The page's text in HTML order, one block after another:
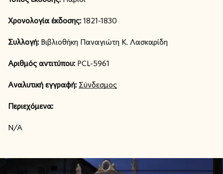
Χρονολογία έκδοσης:1821-1830
Συλλογή: Βιβλιοθήκη Παναγιώτη Κ. Λασκαρίδη
Αριθμός αντιτύπου: PCL-5961
Αναλυτική εγγραφή: Σύνδεσμος
Περιεχόμενα:
N/A